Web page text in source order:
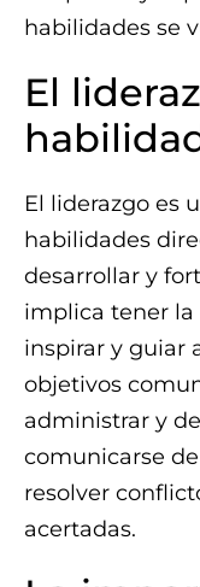
habilidades se
El
El liderazgo es
habilidades
desarrollar y
implica tener
inspirar y guiar
objetivos
administrar y
comunicarse
resolver
acertadas.